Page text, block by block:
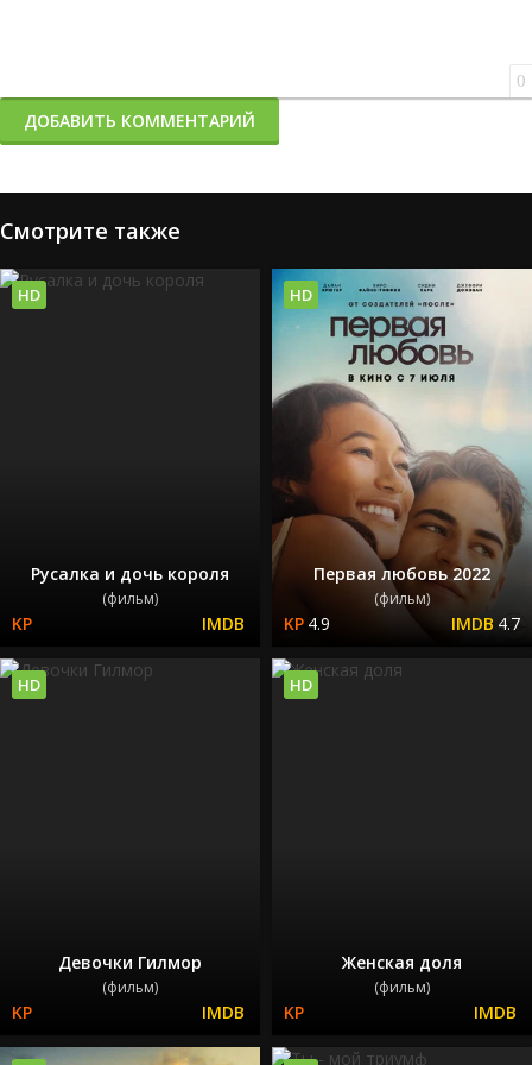
0
ДОБАВИТЬ КОММЕНТАРИЙ
Смотрите также
Русалка и дочь короля
(фильм)
HD
Первая любовь 2022
(фильм)
4.9 4.7
HD
Девочки Гилмор
(фильм)
HD
Женская доля
(фильм)
HD